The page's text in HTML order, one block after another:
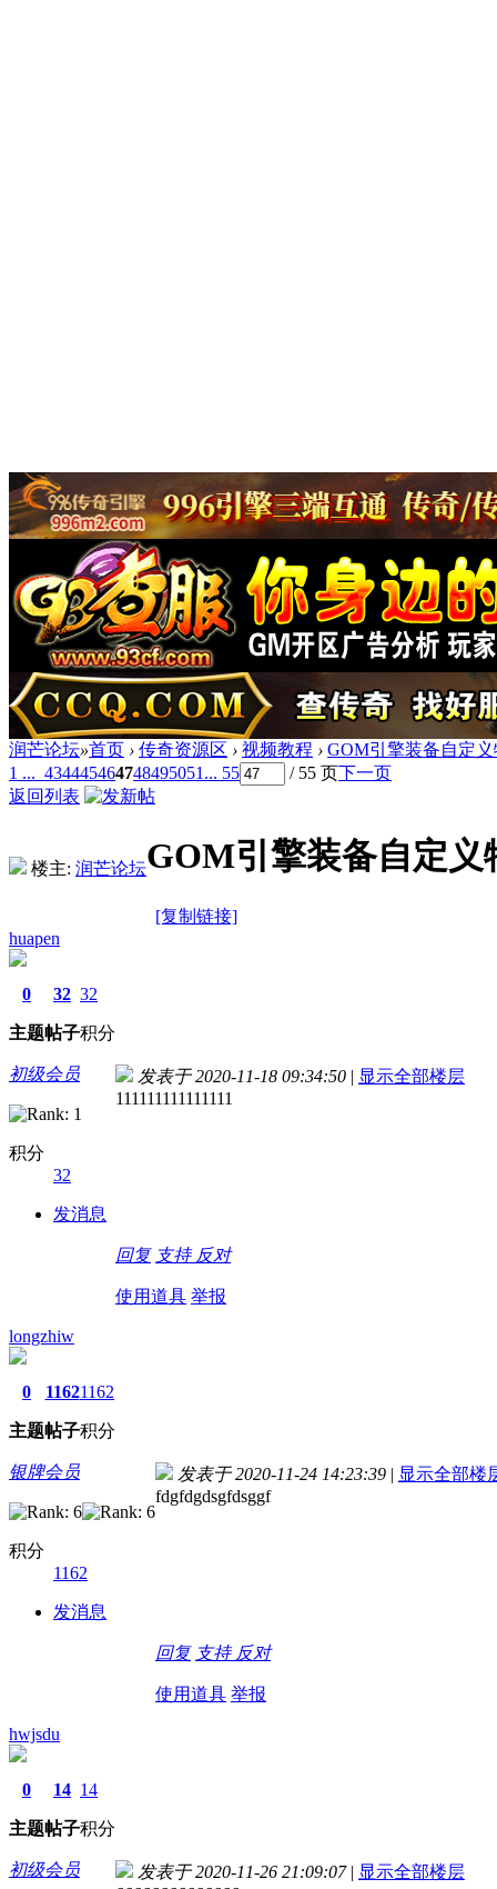
润芒论坛»首页 › 传奇资源区 › 视频教程 › GOM引擎装备自定
1 ... 434445464748495051 ... 55 / 55 页下一页
返回列表
楼主: 润芒论坛GOM引擎装备自定义
[复制链接]
huapen
0
主题
32
帖子
32
积分
初级会员
积分
32
发消息
发表于 2020-11-18 09:34:50 | 显示全部楼层
111111111111111
回复 支持 反对
使用道具 举报
longzhiw
0
主题
1162
帖子
1162
积分
银牌会员
积分
1162
发消息
发表于 2020-11-24 14:23:39 | 显示全部楼
fdgfdgdsgfdsggf
回复 支持 反对
使用道具 举报
hwjsdu
0
主题
14
帖子
14
积分
初级会员 发表于 2020-11-26 21:09:07 | 显示全部楼层